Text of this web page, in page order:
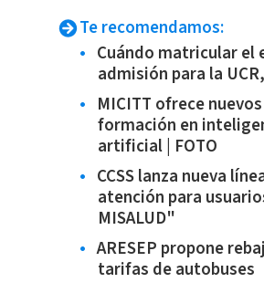
Te recomendamos:
Cuándo matricular el
admisión para la
MICITT ofrece
formación en
artificial | FOTO
CCSS lanza nueva
atención para
MISALUD"
ARESEP propone
tarifas de autobuses